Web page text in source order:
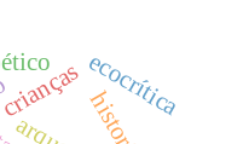
ecocrítica